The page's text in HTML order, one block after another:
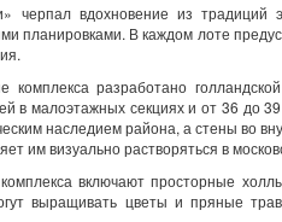
черпал вдохновение из традиций
планировками. В каждом лоте
комплекса разработано
в малоэтажных секциях и от 36
наследием района, а стены во
им визуально растворяться в
включают просторные
выращивать цветы и пряные